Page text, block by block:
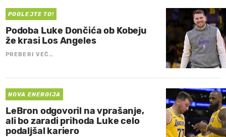
POGLEJTE TO!
Podoba Luke Dončića ob Kobeju
že krasi Los Angeles
PREBERI VEČ…
NOVA ENERGIJA
LeBron odgovoril na vprašanje,
ali bo zaradi prihoda Luke celo
podaljšal kariero